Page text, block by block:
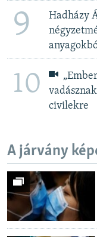
9
Hadházy
10
civilekre
A járvány